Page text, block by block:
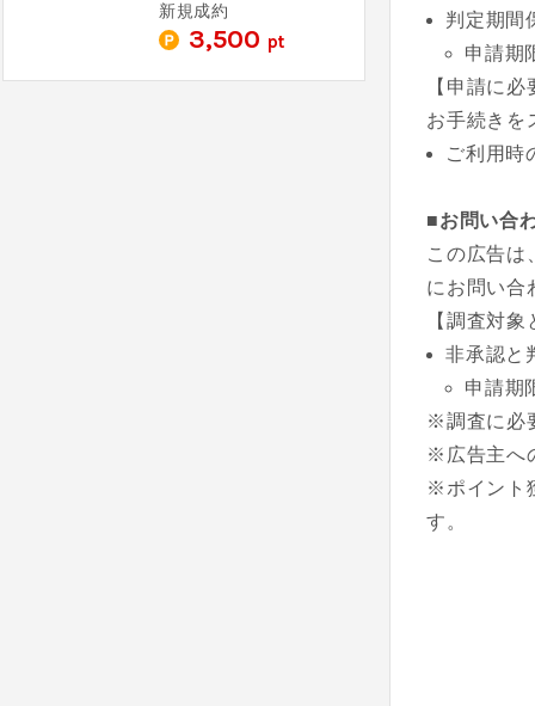
判定期間
申請期
【申請に
お手続きを
ご利用時
■お問い合
この広告は
にお問い合
【調査対
非承認と
申請期
※調査に必
※広告主へ
※ポイント
す。
新規成約
3,500 pt